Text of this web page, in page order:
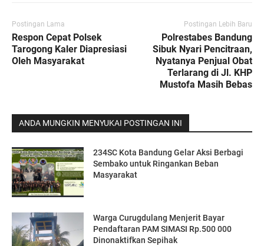
Postingan Lama
Respon Cepat Polsek
Tarogong Kaler Diapresiasi
Oleh Masyarakat
Postingan Lebih Baru
Polrestabes Bandung
Sibuk Nyari Pencitraan,
Nyatanya Penjual Obat
Terlarang di Jl. KHP
Mustofa Masih Bebas
ANDA MUNGKIN MENYUKAI POSTINGAN INI
234SC Kota Bandung Gelar Aksi Berbagi
Sembako untuk Ringankan Beban
Masyarakat
Warga Curugdulang Menjerit Bayar
Pendaftaran PAM SIMASI Rp.500 000
Dinonaktifkan Sepihak